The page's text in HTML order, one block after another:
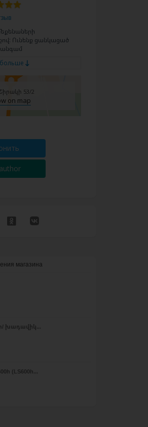
Ունենք ցանկացած
53/2
on map
магазина
խադավիկ...
(LS600h...